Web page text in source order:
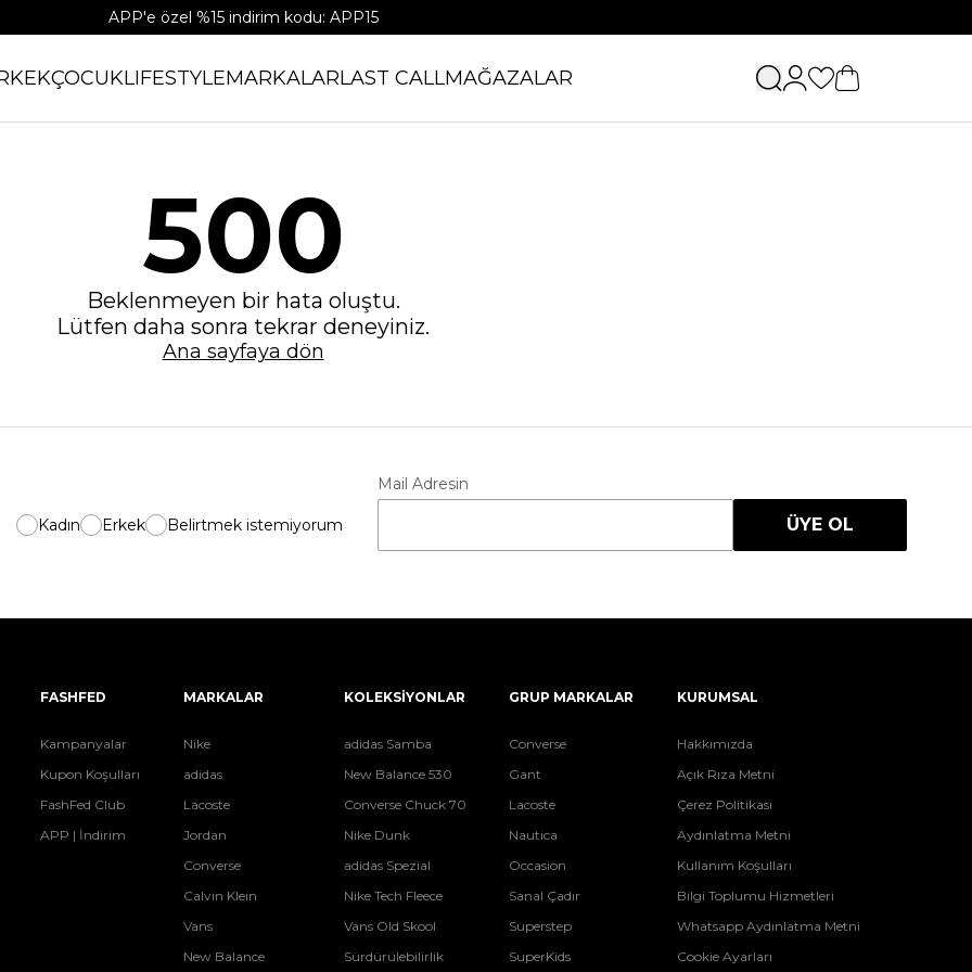
APP'e özel %15 indirim kodu: APP15
ÇOCUKLIFESTYLEMARKALARLAST CALLMAĞAZALAR
500
Beklenmeyen bir hata oluştu.
Lütfen daha sonra tekrar deneyiniz.
Ana sayfaya dön
Kadın Erkek Belirtmek istemiyorum
Mail Adresin
ÜYE OL
FASHFED
Kampanyalar
Kupon Koşulları
FashFed Club
APP | İndirim
MARKALAR
Nike
adidas
Lacoste
Jordan
Converse
Calvin Klein
Vans
New Balance
KOLEKSİYONLAR
adidas Samba
New Balance 530
Converse Chuck 70
Nike Dunk
adidas Spezial
Nike Tech Fleece
Vans Old Skool
Sürdürülebilirlik
GRUP MARKALAR
Converse
Gant
Lacoste
Nautica
Occasion
Sanal Çadır
Superstep
SuperKids
KURUMSAL
Hakkımızda
Açık Rıza Metni
Çerez Politikası
Aydınlatma Metni
Kullanım Koşulları
Bilgi Toplumu Hizmetleri
Whatsapp Aydınlatma Metni
Cookie Ayarları